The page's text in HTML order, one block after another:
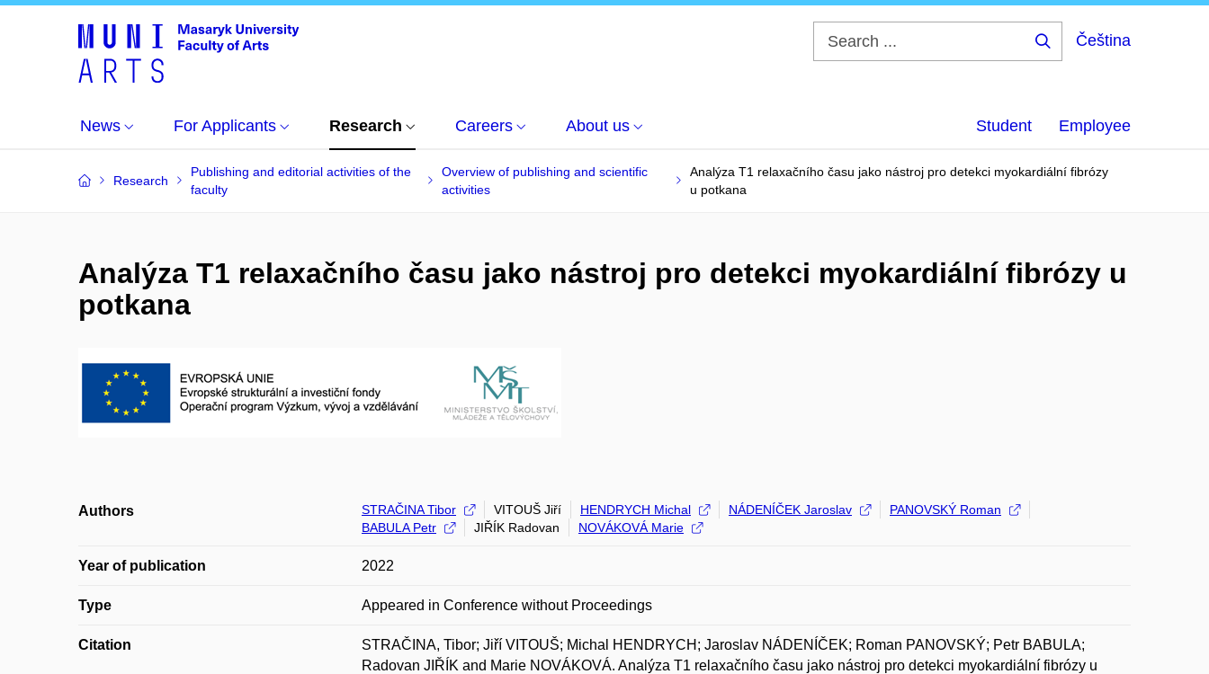
Čeština
News For Applicants Research Careers About us Student Employee
Research
Publishing and editorial activities of the
faculty
Overview of publishing and scientific
activities
Analýza T1 relaxačního času jako nástroj pro detekci myokardiální fibrózy
u potkana
Analýza T1 relaxačního času jako nástroj pro detekci myokardiální fibrózy u
potkana
Authors STRAČINA Tibor VITOUŠ Jiří HENDRYCH Michal NÁDENÍČEK Jaroslav
PANOVSKÝ Roman
BABULA Petr
JIŘÍK Radovan NOVÁKOVÁ Marie
Year of publication 2022
Type Appeared in Conference without Proceedings
Citation
STRAČINA, Tibor; Jiří VITOUŠ; Michal HENDRYCH; Jaroslav NÁDENÍČEK; Roman PANOVSKÝ; Petr BABULA;
Radovan JIŘÍK and Marie NOVÁKOVÁ. Analýza T1 relaxačního času jako nástroj pro detekci myokardiální fibrózy u